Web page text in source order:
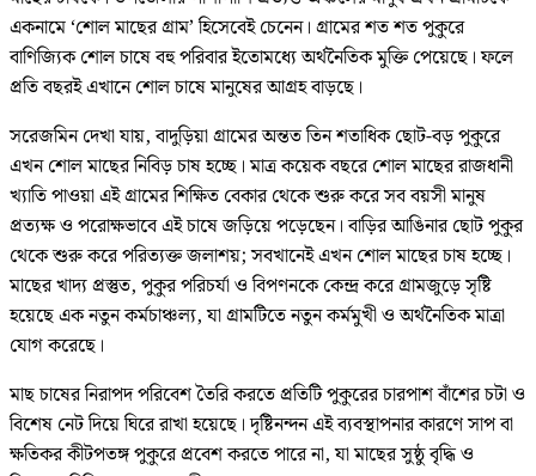
একনামে ‘শোল মাছের গ্রাম’ হিসেবেই চেনেন। গ্রামের শত শত পুকুরে
বাণিজ্যিক শোল চাষে বহু পরিবার ইতোমধ্যে অর্থনৈতিক মুক্তি পেয়েছে। ফলে
প্রতি বছরই এখানে শোল চাষে মানুষের আগ্রহ বাড়ছে।
সরেজমিন দেখা যায়, বাদুড়িয়া গ্রামের অন্তত তিন শতাধিক ছোট-বড় পুকুরে
এখন শোল মাছের নিবিড় চাষ হচ্ছে। মাত্র কয়েক বছরে শোল মাছের রাজধানী
খ্যাতি পাওয়া এই গ্রামের শিক্ষিত বেকার থেকে শুরু করে সব বয়সী মানুষ
প্রত্যক্ষ ও পরোক্ষভাবে এই চাষে জড়িয়ে পড়েছেন। বাড়ির আঙিনার ছোট পুকুর
থেকে শুরু করে পরিত্যক্ত জলাশয়; সবখানেই এখন শোল মাছের চাষ হচ্ছে।
মাছের খাদ্য প্রস্তুত, পুকুর পরিচর্যা ও বিপণনকে কেন্দ্র করে গ্রামজুড়ে সৃষ্টি
হয়েছে এক নতুন কর্মচাঞ্চল্য, যা গ্রামটিতে নতুন কর্মমুখী ও অর্থনৈতিক মাত্রা
যোগ করেছে।
মাছ চাষের নিরাপদ পরিবেশ তৈরি করতে প্রতিটি পুকুরের চারপাশ বাঁশের চটা ও
বিশেষ নেট দিয়ে ঘিরে রাখা হয়েছে। দৃষ্টিনন্দন এই ব্যবস্থাপনার কারণে সাপ বা
ক্ষতিকর কীটপতঙ্গ পুকুরে প্রবেশ করতে পারে না, যা মাছের সুষ্ঠু বৃদ্ধি ও